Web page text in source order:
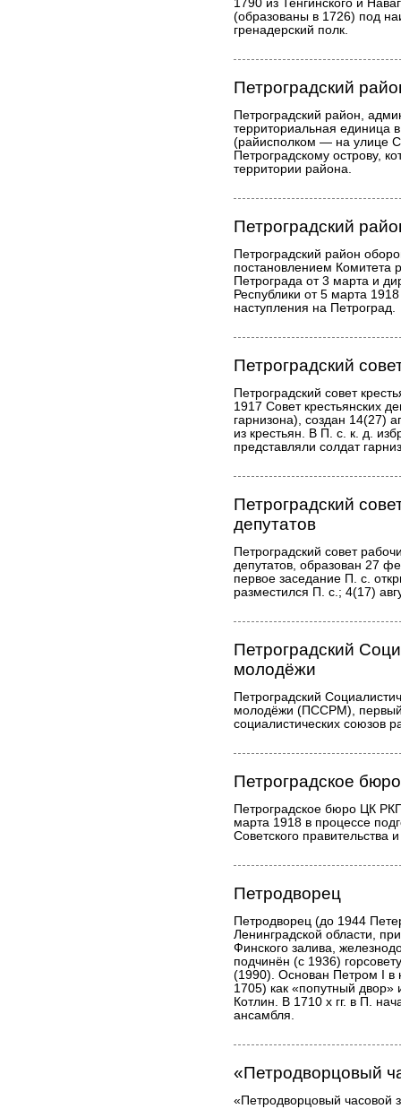
1790 из Тенгинского и
(образованы в 1726) под
гренадерский полк.
Петроградский
Петроградский район,
территориальная единица
(райисполком — на улице
Петроградскому острову,
территории района.
Петроградский
Петроградский район
постановлением Комитета
Петрограда от 3 марта и
Республики от 5 марта
наступления на Петроград.
Петроградский
Петроградский совет
1917 Совет крестьянских
гарнизона), создан 14(27)
из крестьян. В П. с. к. д.
представляли солдат
Петроградский
депутатов
Петроградский совет
депутатов, образован 27
первое заседание П. с.
разместился П. с.; 4(17)
Петроградский
молодёжи
Петроградский
молодёжи (ПССРМ), первый
социалистических союзов
Петроградское
Петроградское бюро ЦК
марта 1918 в процессе
Советского правительства
Петродворец
Петродворец (до 1944
Ленинградской области,
Финского залива,
подчинён (с 1936)
(1990). Основан Петром I в
1705) как «попутный двор»
Котлин. В 1710 х гг. в П.
ансамбля.
«Петродворцовый
«Петродворцовый часовой